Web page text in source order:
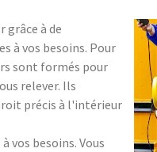
grâce à de
à vos besoins. Pour
sont formés pour
relever. Ils
précis à l'intérieur
vos besoins. Vous